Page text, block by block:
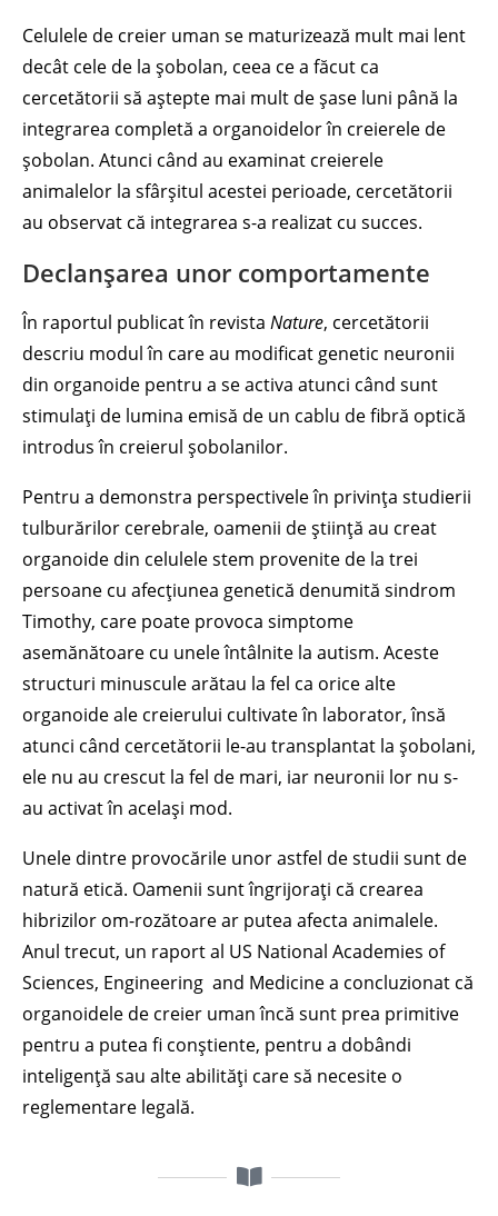
Celulele de creier uman se maturizează mult mai lent
decât cele de la șobolan, ceea ce a făcut ca
cercetătorii să aștepte mai mult de șase luni până la
integrarea completă a organoidelor în creierele de
șobolan. Atunci când au examinat creierele
animalelor la sfârșitul acestei perioade, cercetătorii
au observat că integrarea s-a realizat cu succes.
Declanșarea unor comportamente
În raportul publicat în revista Nature, cercetătorii
descriu modul în care au modificat genetic neuronii
din organoide pentru a se activa atunci când sunt
stimulați de lumina emisă de un cablu de fibră optică
introdus în creierul șobolanilor.
Pentru a demonstra perspectivele în privința studierii
tulburărilor cerebrale, oamenii de știință au creat
organoide din celulele stem provenite de la trei
persoane cu afecțiunea genetică denumită sindrom
Timothy, care poate provoca simptome
asemănătoare cu unele întâlnite la autism. Aceste
structuri minuscule arătau la fel ca orice alte
organoide ale creierului cultivate în laborator, însă
atunci când cercetătorii le-au transplantat la șobolani,
ele nu au crescut la fel de mari, iar neuronii lor nu s-
au activat în același mod.
Unele dintre provocările unor astfel de studii sunt de
natură etică. Oamenii sunt îngrijorați că crearea
hibrizilor om-rozătoare ar putea afecta animalele.
Anul trecut, un raport al US National Academies of
Sciences, Engineering and Medicine a concluzionat că
organoidele de creier uman încă sunt prea primitive
pentru a putea fi conștiente, pentru a dobândi
inteligență sau alte abilități care să necesite o
reglementare legală.